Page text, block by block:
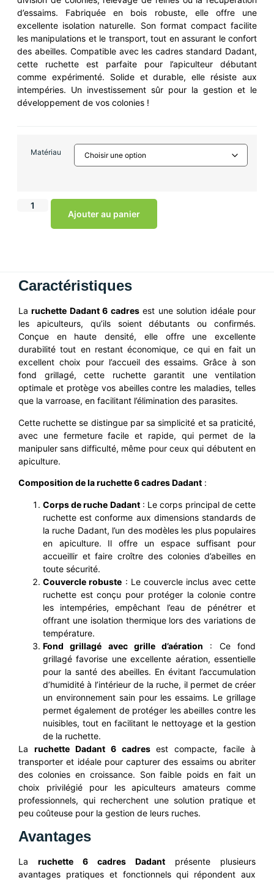
d’essaims. Fabriquée en bois robuste, elle offre une
excellente isolation naturelle. Son format compact facilite
les manipulations et le transport, tout en assurant le confort
des abeilles. Compatible avec les cadres standard Dadant,
cette ruchette est parfaite pour l’apiculteur débutant
comme expérimenté. Solide et durable, elle résiste aux
intempéries. Un investissement sûr pour la gestion et le
développement de vos colonies !
Matériau
Ajouter au panier
Caractéristiques
Laruchette Dadant 6 cadresest une solution idéale pour
les apiculteurs, qu’ils soient débutants ou confirmés.
Conçue en haute densité, elle offre une excellente
durabilité tout en restant économique, ce qui en fait un
excellent choix pour l’accueil des essaims. Grâce à son
fond grillagé, cette ruchette garantit une ventilation
optimale et protège vos abeilles contre les maladies, telles
que la varroase, en facilitant l’élimination des parasites.
Cette ruchette se distingue par sa simplicité et sa praticité,
avec une fermeture facile et rapide, qui permet de la
manipuler sans difficulté, même pour ceux qui débutent en
apiculture.
Composition de la ruchette 6 cadres Dadant :
Corps de ruche Dadant: Le corps principal de cette
ruchette est conforme aux dimensions standards de
la ruche Dadant, l’un des modèles les plus populaires
en apiculture. Il offre un espace suffisant pour
accueillir et faire croître des colonies d’abeilles en
toute sécurité.
Couvercle robuste : Le couvercle inclus avec cette
ruchette est conçu pour protéger la colonie contre
les intempéries, empêchant l’eau de pénétrer et
offrant une isolation thermique lors des variations de
température.
Fond grillagé avec grille d’aération : Ce fond
grillagé favorise une excellente aération, essentielle
pour la santé des abeilles. En évitant l’accumulation
d’humidité à l’intérieur de la ruche, il permet de créer
un environnement sain pour les essaims. Le grillage
permet également de protéger les abeilles contre les
nuisibles, tout en facilitant le nettoyage et la gestion
de la ruchette.
La ruchette Dadant 6 cadresest compacte, facile à
transporter et idéale pour capturer des essaims ou abriter
des colonies en croissance. Son faible poids en fait un
choix privilégié pour les apiculteurs amateurs comme
professionnels, qui recherchent une solution pratique et
peu coûteuse pour la gestion de leurs ruches.
Avantages
La ruchette 6 cadres Dadant présente plusieurs
avantages pratiques et fonctionnels qui répondent aux